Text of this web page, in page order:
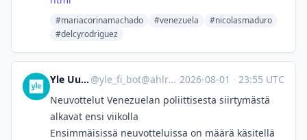
#mariacorinamachado #venezuela
#nicolasmaduro
#delcyrodriguez
Yle Uutiset @yle_fi_bot@ahlroos.me ·2026-08-01 · 23:55 UTC
Neuvottelut Venezuelan poliittisesta siirtymästä
alkavat ensi viikolla
Ensimmäisissä neuvotteluissa on määrä käsitellä